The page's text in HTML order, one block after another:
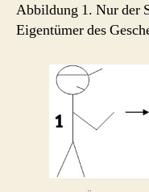
Abbildung 1. Nur der
Eigentümer des